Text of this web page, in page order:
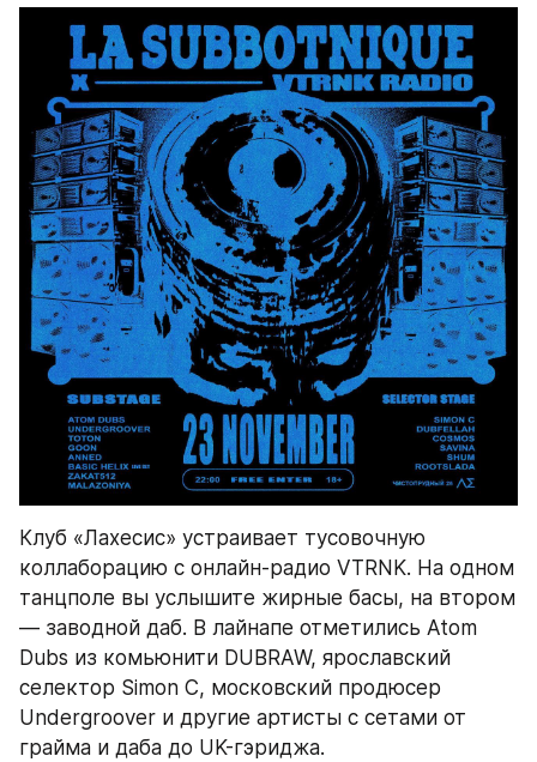
Клуб «Лахесис» устраивает тусовочную
коллаборацию с онлайн-радио VTRNK. На одном
танцполе вы услышите жирные басы, на втором
— заводной даб. В лайнапе отметились Atom
Dubs из комьюнити DUBRAW, ярославский
селектор Simon C, московский продюсер
Undergroover и другие артисты с сетами от
грайма и даба до UK-гэриджа.